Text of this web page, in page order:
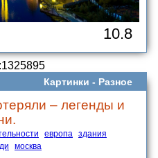
10.8
Картинки - Разное
– легенды и
европа здания
москва